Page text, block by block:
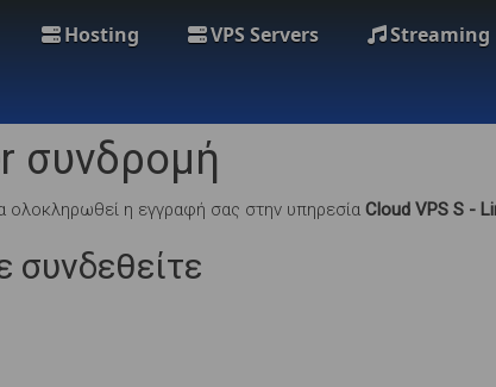
Hosting VPS Servers Streaming
συνδρομή
ολοκληρωθεί η εγγραφή σας στην υπηρεσίαCloud VPS S -
συνδεθείτε